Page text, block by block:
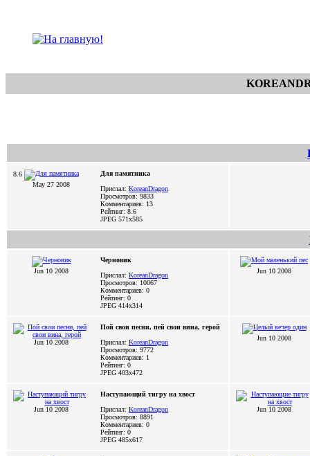
8.6
May 27 2008
Для памятника
Прислал: KoreanDragon
Просмотров: 9833
Комментариев: 13
Рейтинг: 8.6
JPEG 571x585
Jun 10 2008
Черновик
Прислал: KoreanDragon
Просмотров: 10067
Комментариев: 0
Рейтинг: 0
JPEG 414x314
Jun 10 2008
Jun 10 2008
Пой свои песни, пей свои вина, герой
Прислал: KoreanDragon
Просмотров: 9772
Комментариев: 1
Рейтинг: 0
JPEG 403x472
Jun 10 2008
Jun 10 2008
Наступающий тигру на хвост
Прислал: KoreanDragon
Просмотров: 8891
Комментариев: 0
Рейтинг: 0
JPEG 485x617
Jun 10 2008